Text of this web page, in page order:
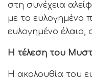
στη συνέχεια
με το ευλογημένο
ευλογημένο
Η τέλεση του
Η ακολουθία του